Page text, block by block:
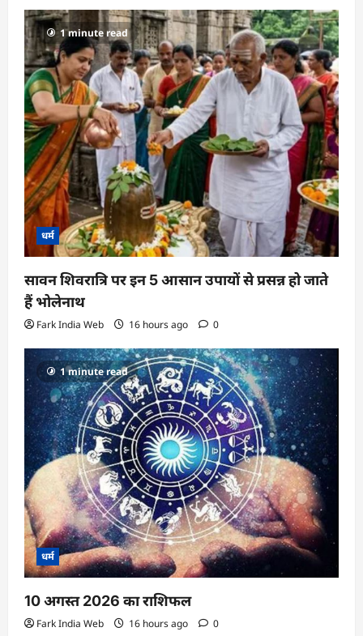
a
t
i
o
n
1 minute read
धर्म
सावन शिवरात्रि पर इन 5 आसान उपायों से प्रसन्न हो जाते
हैं भोलेनाथ
Fark India Web 16 hours ago 0
1 minute read
धर्म
10 अगस्त 2026 का राशिफल
Fark India Web 16 hours ago 0